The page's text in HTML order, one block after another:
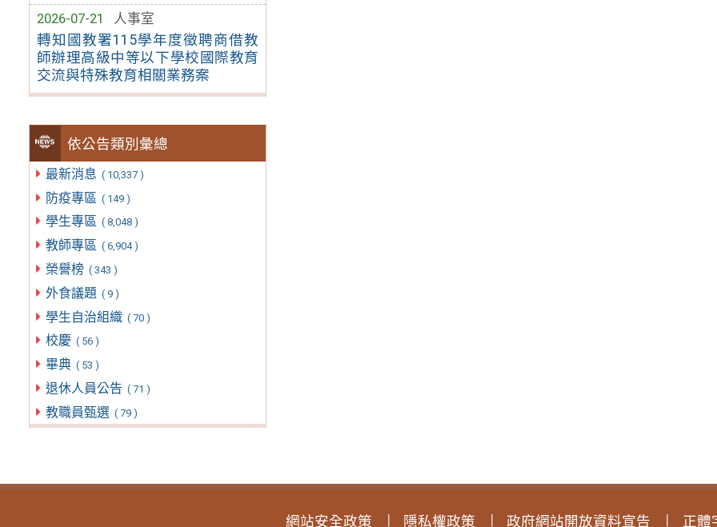
2026-07-21
人事室
轉知國教署115學年度徵聘商借教
師辦理高級中等以下學校國際教育
交流與特殊教育相關業務案
依公告類別彙總
最新消息 ( 10,337 )
防疫專區 ( 149 )
學生專區 ( 8,048 )
教師專區 ( 6,904 )
榮譽榜 ( 343 )
外食議題 ( 9 )
學生自治組織 ( 70 )
校慶 ( 56 )
畢典 ( 53 )
退休人員公告 ( 71 )
教職員甄選 ( 79 )
網站安全政策 隱私權政策 政府網站開放資料宣告 正體